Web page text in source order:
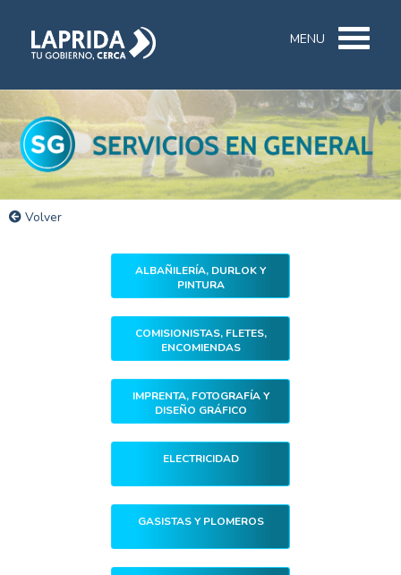
MENU
Volver
ALBAÑILERÍA, DURLOK Y
PINTURA
COMISIONISTAS, FLETES,
ENCOMIENDAS
IMPRENTA, FOTOGRAFÍA Y
DISEÑO GRÁFICO
ELECTRICIDAD
GASISTAS Y PLOMEROS